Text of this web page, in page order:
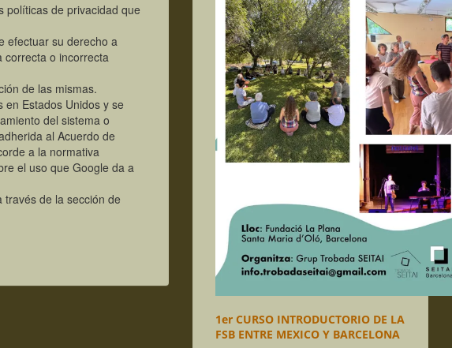
políticas de privacidad que
efectuar su derecho a
correcta o incorrecta
de las mismas.
en Estados Unidos y se
del sistema o
al Acuerdo de
a la normativa
el uso que Google da a
de la sección de
1er CURSO INTRODUCTORIO DE LA
FSB ENTRE MEXICO Y BARCELONA